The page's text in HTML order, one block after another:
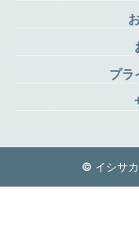
プラ
© イシサ